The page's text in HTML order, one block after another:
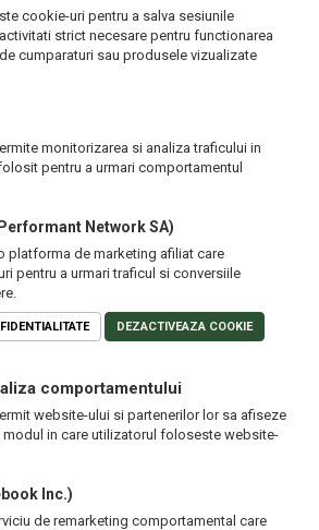
cookie-uri pentru a salva sesiunile
strict necesare pentru functionarea
cumparaturi sau produsele vizualizate
monitorizarea si analiza traficului in
pentru a urmari comportamentul
Network SA)
platforma de marketing afiliat care
pentru a urmari traficul si conversiile
DEZACTIVEAZA COOKIE
comportamentului
website-ului si partenerilor lor sa afiseze
in care utilizatorul foloseste website-
Inc.)
de remarketing comportamental care